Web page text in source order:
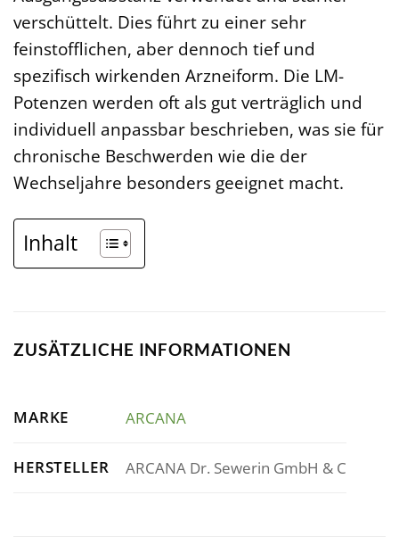
verschüttelt. Dies führt zu einer sehr
feinstofflichen, aber dennoch tief und
spezifisch wirkenden Arzneiform. Die LM-
Potenzen werden oft als gut verträglich und
individuell anpassbar beschrieben, was sie für
chronische Beschwerden wie die der
Wechseljahre besonders geeignet macht.
Inhalt
ZUSÄTZLICHE INFORMATIONEN
MARKE ARCANA
HERSTELLER ARCANA Dr. Sewerin GmbH & C